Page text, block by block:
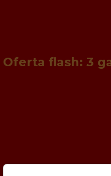
Oferta flash: 3